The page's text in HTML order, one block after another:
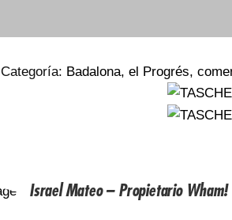
Categoría: Badalona, el Progrés,
Israel Mateo – Propietario